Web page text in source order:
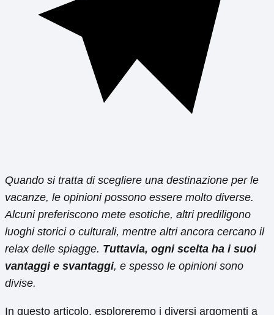
Quando si tratta di scegliere una destinazione per le
vacanze, le opinioni possono essere molto diverse.
Alcuni preferiscono mete esotiche, altri prediligono
luoghi storici o culturali, mentre altri ancora cercano il
relax delle spiagge. Tuttavia, ogni scelta ha i suoi
vantaggi e svantaggi, e spesso le opinioni sono
divise.
In questo articolo, esploreremo i diversi argomenti a